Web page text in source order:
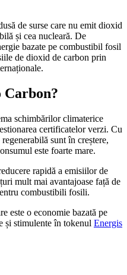
de surse care nu emit dioxid
și cea nucleară. De
bazate pe combustibil fosil
de dioxid de carbon prin
Carbon?
schimbărilor climaterice
certificatelor verzi. Cu
sunt în creștere,
este foarte mare.
rapidă a emisiilor de
mult mai avantajoase față de
combustibili fosili.
este o economie bazată pe
și stimulente în tokenul Energis